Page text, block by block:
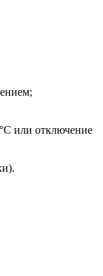
или отключение